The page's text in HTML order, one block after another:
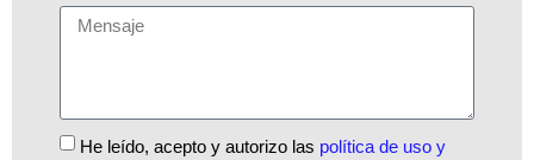
He leído, acepto y autorizo las política de uso y